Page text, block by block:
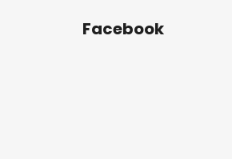
Facebook